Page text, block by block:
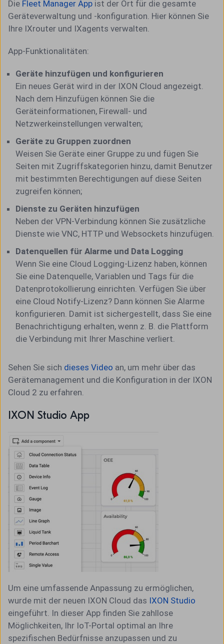
Die Fleet Manager App ist der Ort für die gesamte
Geräteverwaltung und -konfiguration. Hier können Sie
Ihre IXrouter und IXagents verwalten.
App-Funktionalitäten:
Geräte hinzufügen und konfigurieren
Ein neues Gerät wird in der IXON Cloud angezeigt.
Nach dem Hinzufügen können Sie die
Geräteinformationen, Firewall- und
Netzwerkeinstellungen verwalten;
Geräte zu Gruppen zuordnen
Weisen Sie Geräte einer Gruppe zu und fügen Sie
Seiten mit Zugriffskategorien hinzu, damit Benutzer
mit bestimmten Berechtigungen auf diese Seiten
zugreifen können;
Dienste zu Geräten hinzufügen
Neben der VPN-Verbindung können Sie zusätzliche
Dienste wie VNC, HTTP und Websockets hinzufügen.
Datenquellen für Alarme und Data Logging
Wenn Sie eine Cloud Logging-Lizenz haben, können
Sie eine Datenquelle, Variablen und Tags für die
Datenprotokollierung einrichten. Verfügen Sie über
eine Cloud Notify-Lizenz? Dann können Sie Alarme
konfigurieren. Damit ist sichergestellt, dass Sie eine
Benachrichtigung erhalten, wenn z. B. die Plattform
die Verbindung mit Ihrer Maschine verliert.
Sehen Sie sich dieses Video an, um mehr über das
Gerätemanagement und die Konfiguration in der IXON
Cloud 2 zu erfahren.
IXON Studio App
Um eine umfassende Anpassung zu ermöglichen,
wurde mit der neuen IXON Cloud das IXON Studio
eingeführt. In dieser App finden Sie zahllose
Möglichkeiten, Ihr IoT-Portal optimal an Ihre
spezifischen Bedürfnisse anzupassen und zu